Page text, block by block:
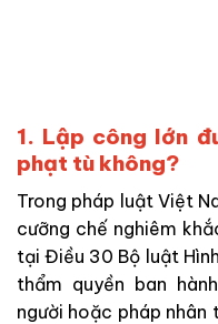
1. Lập công lớn
phạt tù không?
Trong pháp luật Việt
cưỡng chế nghiêm
tại Điều 30 Bộ luật
thẩm quyền ban
người hoặc pháp